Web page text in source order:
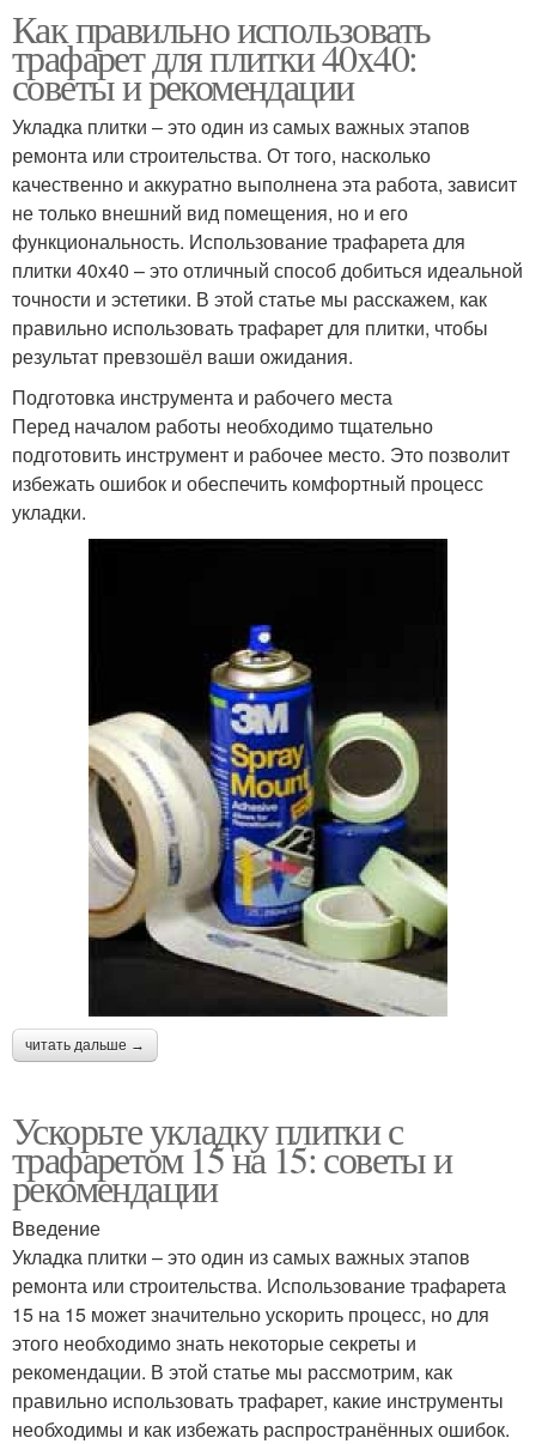
Как правильно использовать
трафарет для плитки 40x40:
советы и рекомендации
Укладка плитки – это один из самых важных этапов
ремонта или строительства. От того, насколько
качественно и аккуратно выполнена эта работа, зависит
не только внешний вид помещения, но и его
функциональность. Использование трафарета для
плитки 40x40 – это отличный способ добиться идеальной
точности и эстетики. В этой статье мы расскажем, как
правильно использовать трафарет для плитки, чтобы
результат превзошёл ваши ожидания.
Подготовка инструмента и рабочего места
Перед началом работы необходимо тщательно
подготовить инструмент и рабочее место. Это позволит
избежать ошибок и обеспечить комфортный процесс
укладки.
читать дальше →
Ускорьте укладку плитки с
трафаретом 15 на 15: советы и
рекомендации
Введение
Укладка плитки – это один из самых важных этапов
ремонта или строительства. Использование трафарета
15 на 15 может значительно ускорить процесс, но для
этого необходимо знать некоторые секреты и
рекомендации. В этой статье мы рассмотрим, как
правильно использовать трафарет, какие инструменты
необходимы и как избежать распространённых ошибок.